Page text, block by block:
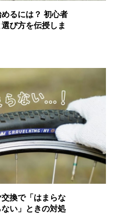
るには？ 初心者
び方を伝授しま
換で「はまらな
い」ときの対処